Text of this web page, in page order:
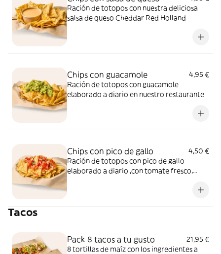
Ración de totopos con nuestra deliciosa
salsa de queso Cheddar Red Holland
Chips con guacamole
4,95 €
Ración de totopos con guacamole
elaborado a diario en nuestro restaurante
Chips con pico de gallo
4,50 €
Ración de totopos con pico de gallo
elaborado a diario ,con tomate fresco,
Tacos
Pack 8 tacos a tu gusto
21,95 €
8 tortillas de maíz con los ingredientes a